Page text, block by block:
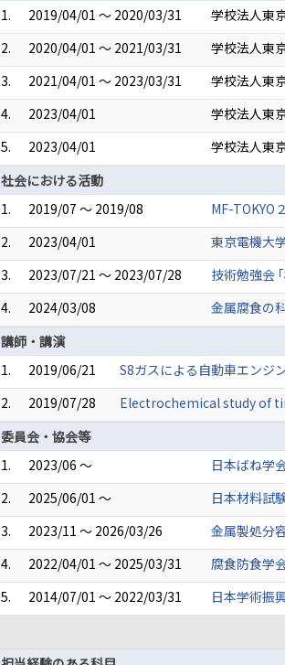
1.
2019/04/01 ～ 2020/03/31
学校法人東
2.
2020/04/01 ～ 2021/03/31
学校法人東
3.
2021/04/01 ～ 2023/03/31
学校法人東
4.
2023/04/01
学校法人東
5.
2023/04/01
学校法人東
社会における活動
1.
2019/07 ～ 2019/08
MF-
2.
2023/04/01
東京電機大
3.
2023/07/21 ～ 2023/07/28
技術勉強会
4.
2024/03/08
金属腐食の
講師・講演
1.
2019/06/21
S8ガスによる自動車エンジ
2.
2019/07/28
Electrochemical study of
委員会・協会等
1.
2023/06 ～
日本ばね
2.
2025/06/01 ～
日本材料
3.
2023/11 ～ 2026/03/26
金属製処分
4.
2022/04/01 ～ 2025/03/31
腐食防食学
5.
2014/07/01 ～ 2022/03/31 日本学術振